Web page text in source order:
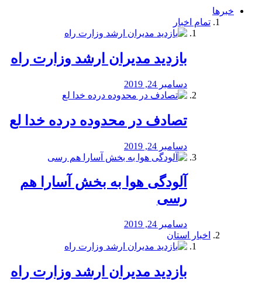
خبرها
تمام اخبار
بازدید مدیران ارشد وزارت راه
دسامبر 24, 2019
تصادف در محدوده درده خدا لع
دسامبر 24, 2019
آلودگی هوا به بخش آسارا هم
رسی
دسامبر 24, 2019
اخبار استان
بازدید مدیران ارشد وزارت راه